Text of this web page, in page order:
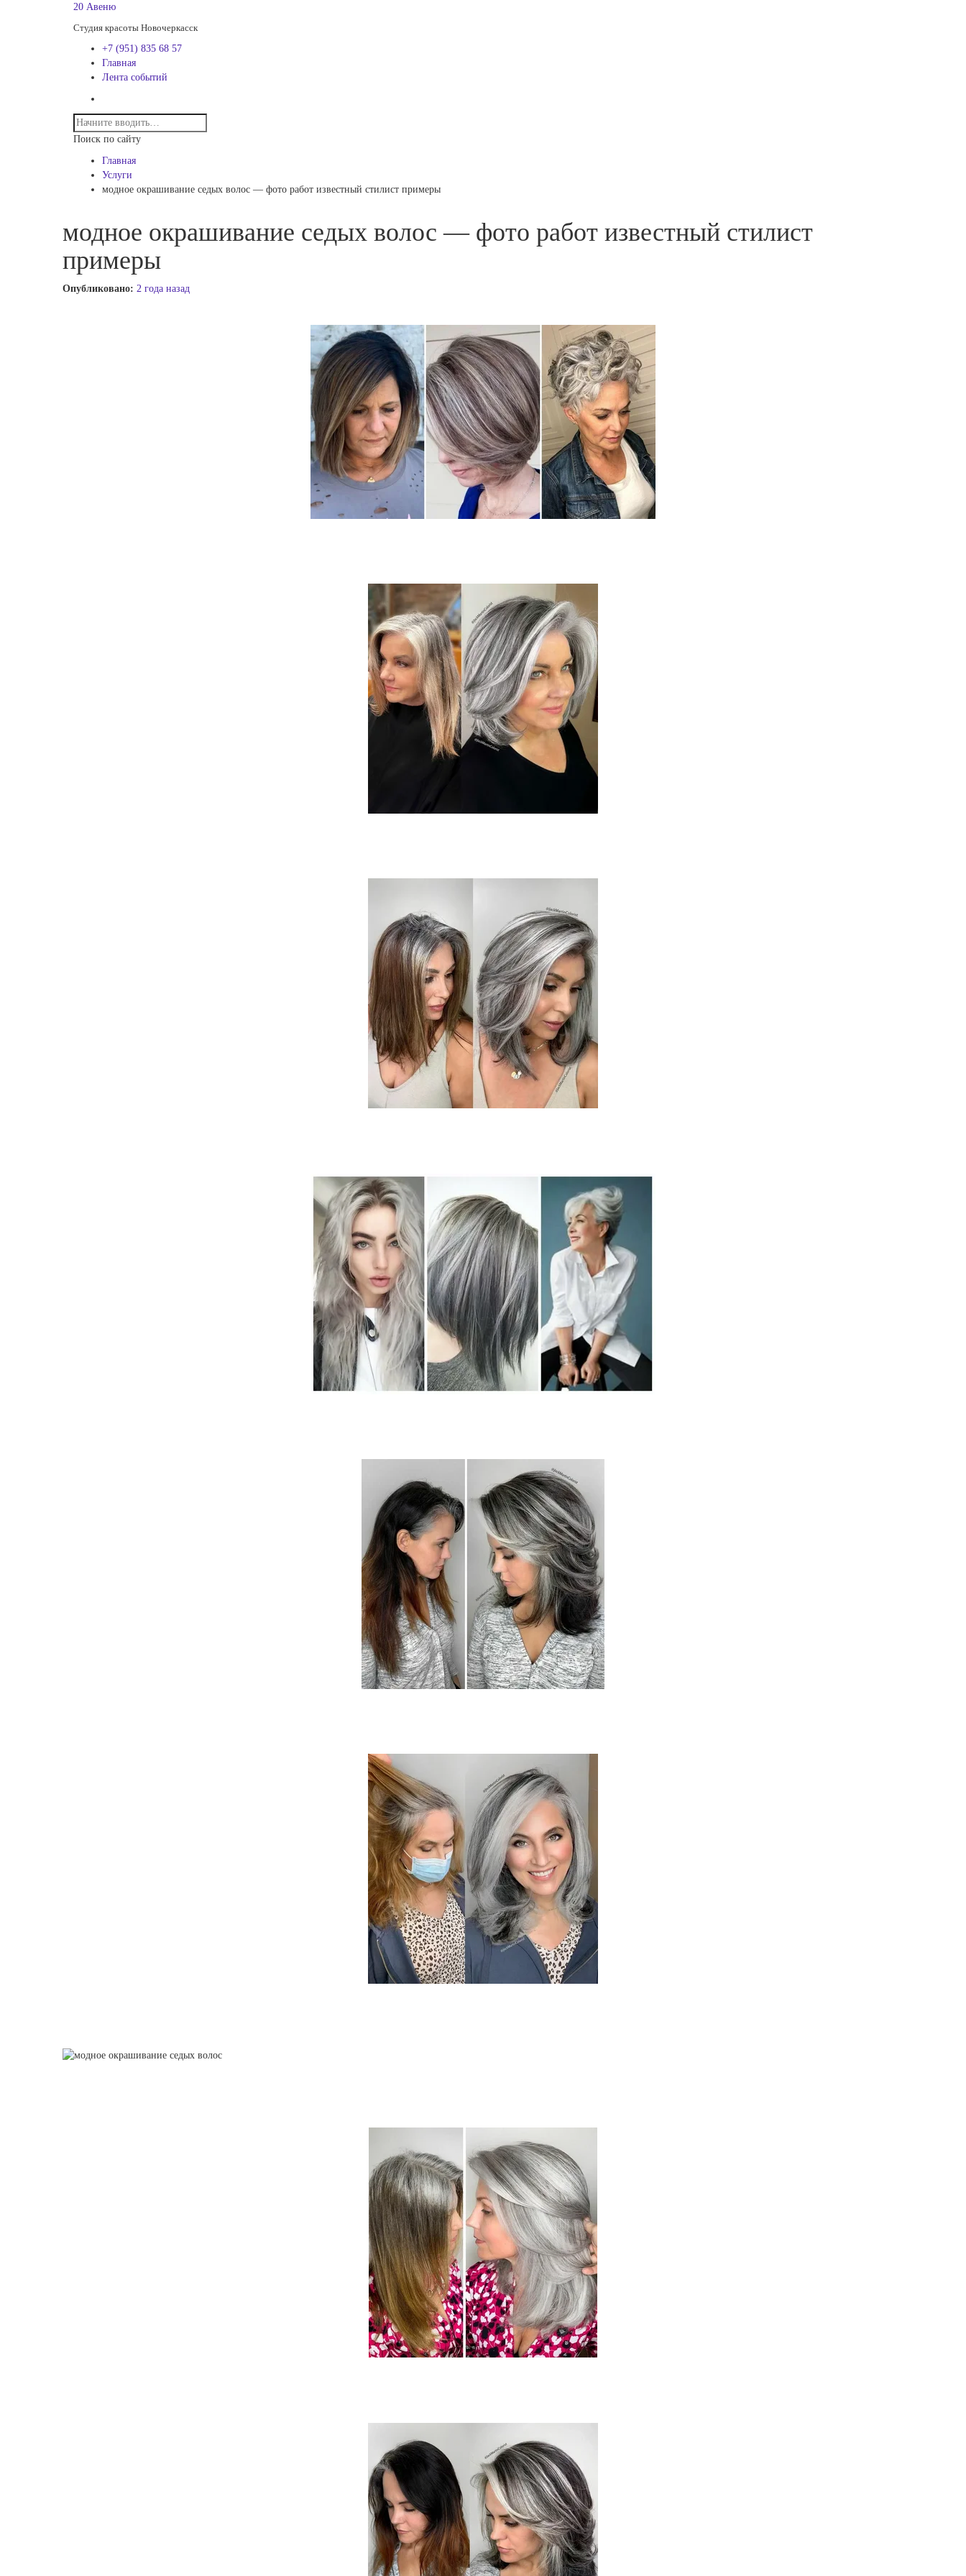
20 Авеню
Студия красоты Новочеркасск
+7 (951) 835 68 57
Главная
Лента событий
Поиск по сайту
Главная
Услуги
модное окрашивание седых волос — фото работ известный стилист примеры
модное окрашивание седых волос — фото работ известный стилист
примеры
Опубликовано: 2 года назад